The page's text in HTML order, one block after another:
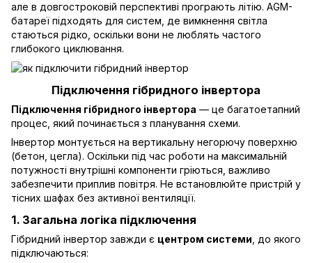
але в довгостроковій перспективі програють літію. AGM-
батареї підходять для систем, де вимкнення світла
стаються рідко, оскільки вони не люблять частого
глибокого циклювання.
Підключення гібридного інвертора
Підключення гібридного інвертора — це багатоетапний
процес, який починається з планування схеми.
Інвертор монтується на вертикальну негорючу поверхню
(бетон, цегла). Оскільки під час роботи на максимальній
потужності внутрішні компоненти гріються, важливо
забезпечити приплив повітря. Не встановлюйте пристрій у
тісних шафах без активної вентиляції.
1. Загальна логіка підключення
Гібридний інвертор завжди є центром системи , до якого
підключаються: